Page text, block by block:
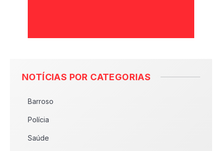
NOTÍCIAS POR CATEGORIAS
Barroso
Polícia
Saúde